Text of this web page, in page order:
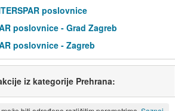
poslovnice
poslovnice - Grad Zagreb
poslovnice - Zagreb
iz kategorije Prehrana: